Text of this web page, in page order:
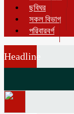
ছবিঘর
সকল বিভাগ
পরিবারবর্গ
Headline